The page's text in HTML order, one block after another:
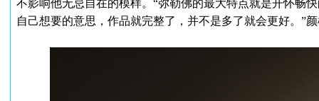
不影响他无忌自在的模样。“弥勒佛的最大特点就是开怀畅
自己想要的意思，作品就完整了，并不是多了就会更好。”